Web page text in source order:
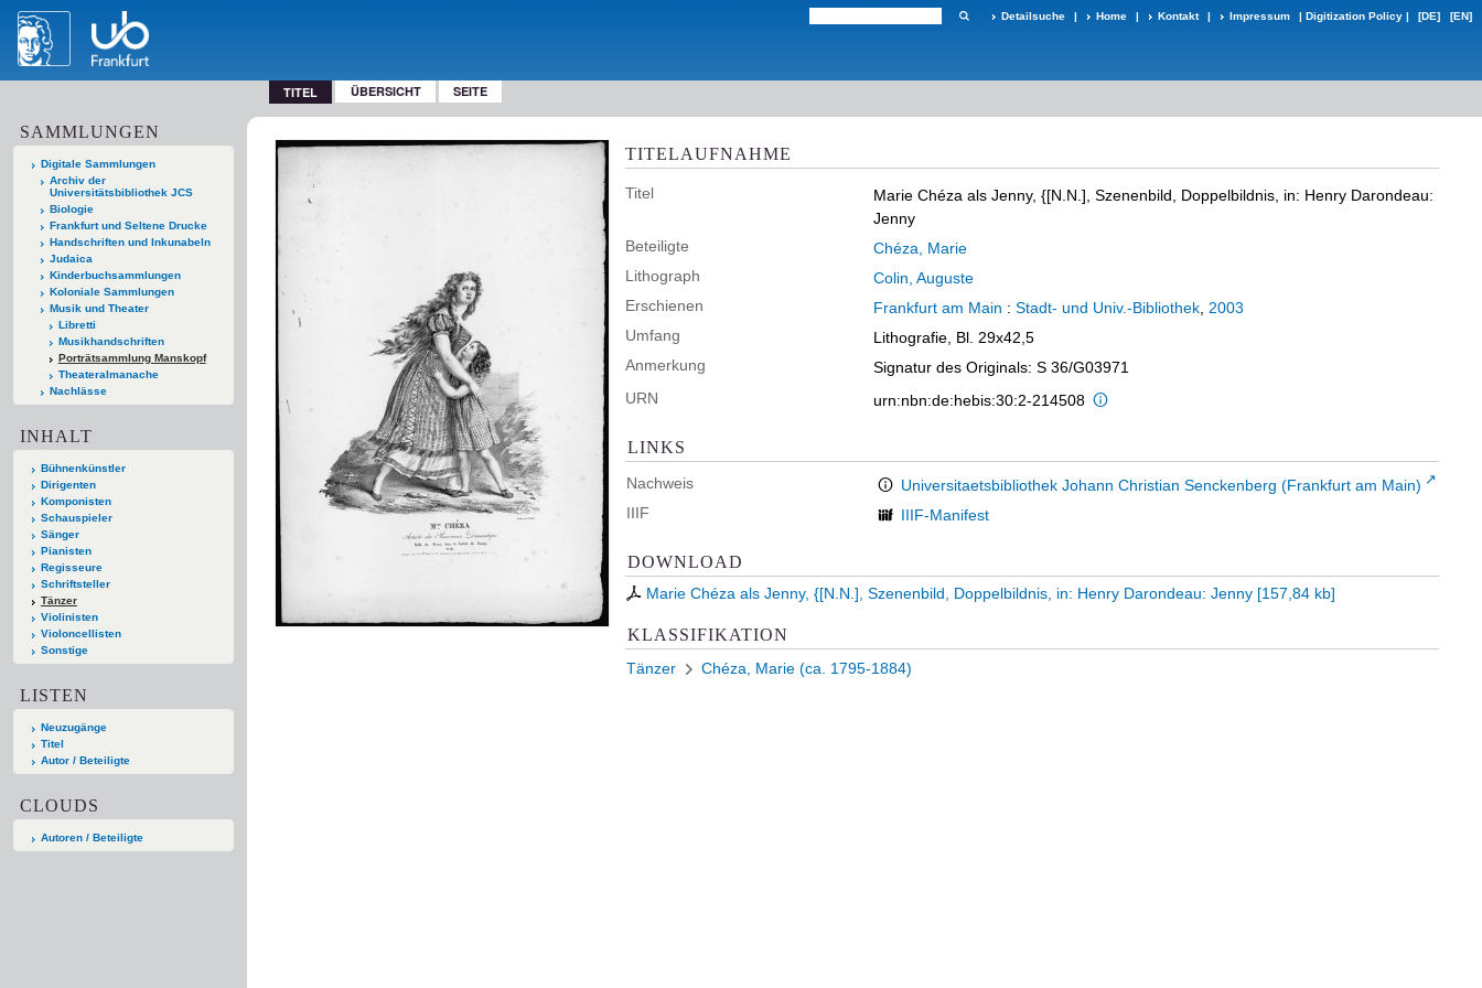
Detailsuche | Home | Kontakt | Impressum | Digitization Policy | [DE] [EN]
TITEL ÜBERSICHT SEITE
SAMMLUNGEN
Digitale Sammlungen
Archiv der
Universitätsbibliothek JCS
Biologie
Frankfurt und Seltene Drucke
Handschriften und Inkunabeln
Judaica
Kinderbuchsammlungen
Koloniale Sammlungen
Musik und Theater
Libretti
Musikhandschriften
Porträtsammlung Manskopf
Theateralmanache
Nachlässe
INHALT
Bühnenkünstler
Dirigenten
Komponisten
Schauspieler
Sänger
Pianisten
Regisseure
Schriftsteller
Tänzer
Violinisten
Violoncellisten
Sonstige
LISTEN
Neuzugänge
Titel
Autor / Beteiligte
CLOUDS
Autoren / Beteiligte
TITELAUFNAHME
Titel
Marie Chéza als Jenny, {[N.N.], Szenenbild, Doppelbildnis, in: Henry Darondeau:
Jenny
Beteiligte
Chéza, Marie
Lithograph
Colin, Auguste
Erschienen
Frankfurt am Main : Stadt- und Univ.-Bibliothek 2003
Umfang
Lithografie, Bl. 29x42,5
Anmerkung
Signatur des Originals: S 36/G03971
URN
urn:nbn:de:hebis:30:2-214508
LINKS
Nachweis
Universitaetsbibliothek Johann Christian Senckenberg (Frankfurt am Main)
IIIF
IIIF-Manifest
DOWNLOAD
Marie Chéza als Jenny, {[N.N.], Szenenbild, Doppelbildnis, in: Henry Darondeau: Jenny [157,84 kb]
KLASSIFIKATION
Tänzer Chéza, Marie (ca. 1795-1884)